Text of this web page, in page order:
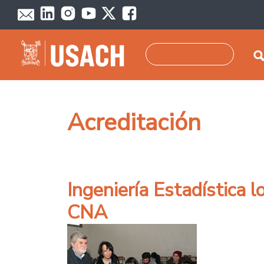
Pasar al contenido principal
Acreditación
Ingeniería Estadística
CNA